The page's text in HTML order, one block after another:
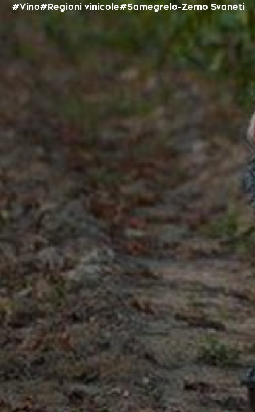
#Vino#Regioni vinicole#Samegrelo-Zemo Svaneti